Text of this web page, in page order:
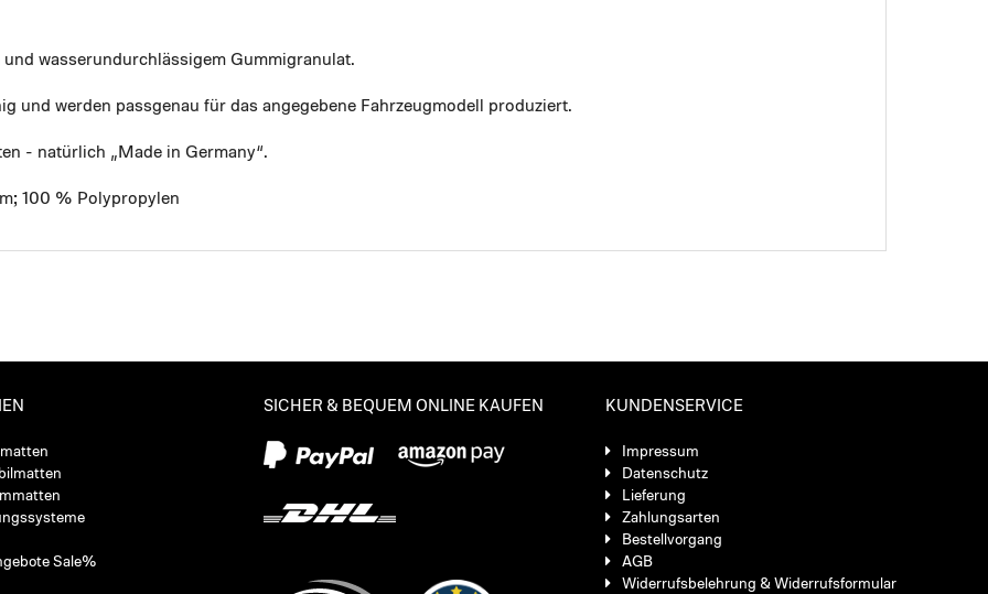
wasserundurchlässigem Gummigranulat.
und werden passgenau für das angegebene Fahrzeugmodell produziert.
- natürlich „Made in Germany“.
100 % Polypropylen
Sale%
SICHER & BEQUEM ONLINE KAUFEN KUNDENSERVICE
Impressum
Datenschutz
Lieferung
Zahlungsarten
Bestellvorgang
AGB
Widerrufsbelehrung & Widerrufsformular